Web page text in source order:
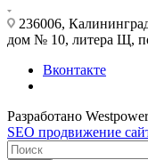
236006,
дом № 10, литера Щ,
Вконтакте
Разработано Westpower
SEO продвижение